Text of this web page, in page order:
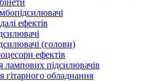
ефектів
(голови)
ефектів
лампових підсилювачів
гітарного обладнання